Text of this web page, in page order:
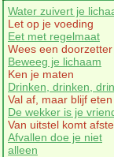
Water zuivert je
Let op je voeding
Eet met regelmaat
Wees een doorzetter
Beweeg je lichaam
Ken je maten
Drinken, drinken,
Val af, maar blijf eten
De wekker is je
Van uitstel komt
Afvallen doe je niet
alleen